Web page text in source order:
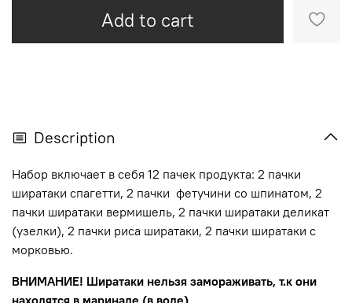
Add to cart
Description
Набор включает в себя 12 пачек продукта: 2 пачки
ширатаки спагетти, 2 пачки фетучини со шпинатом, 2
пачки ширатаки вермишель, 2 пачки ширатаки деликат
(узелки), 2 пачки риса ширатаки, 2 пачки ширатаки с
морковью.
ВНИМАНИЕ! Ширатаки нельзя замораживать, т.к они